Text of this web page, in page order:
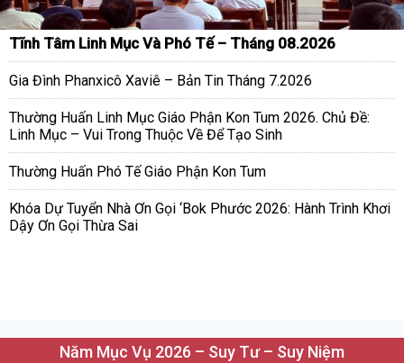
Tĩnh Tâm Linh Mục Và Phó Tế – Tháng 08.2026
Gia Đình Phanxicô Xaviê – Bản Tin Tháng 7.2026
Thường Huấn Linh Mục Giáo Phận Kon Tum 2026. Chủ Đề:
Linh Mục – Vui Trong Thuộc Về Để Tạo Sinh
Thường Huấn Phó Tế Giáo Phận Kon Tum
Khóa Dự Tuyển Nhà Ơn Gọi ‘Bok Phước 2026: Hành Trình Khơi
Dậy Ơn Gọi Thừa Sai
Năm Mục Vụ 2026 – Suy Tư – Suy Niệm